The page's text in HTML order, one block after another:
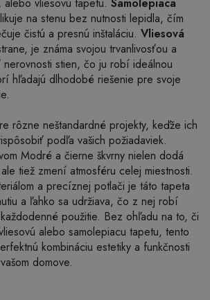
vliesovú tapetu. Samolepiaca
na stenu bez nutnosti lepidla, čím
čistú a presnú inštaláciu. Vliesová
je známa svojou trvanlivosťou a
stien, čo ju robí ideálnou
hľadajú dlhodobé riešenie pre svoje
rôzne neštandardné projekty, keďže ich
podľa vašich požiadaviek.
Modré a čierne škvrny nielen dodá
tiež zmení atmosféru celej miestnosti.
a precíznej potlači je táto tapeta
a ľahko sa udržiava, čo z nej robí
použitie. Bez ohľadu na to, či
alebo samolepiacu tapetu, tento
kombináciu estetiky a funkčnosti
domove.